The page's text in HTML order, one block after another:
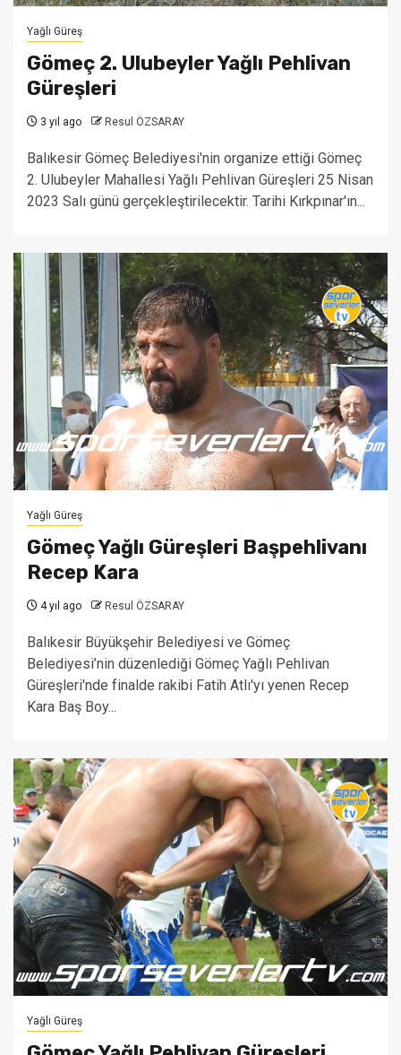
Yağlı Güreş
Gömeç 2. Ulubeyler Yağlı Pehlivan
Güreşleri
3 yıl ago Resul ÖZSARAY
Balıkesir Gömeç Belediyesi'nin organize ettiği Gömeç
2. Ulubeyler Mahallesi Yağlı Pehlivan Güreşleri 25 Nisan
2023 Salı günü gerçekleştirilecektir. Tarihi Kırkpınar'ın...
Yağlı Güreş
Gömeç Yağlı Güreşleri Başpehlivanı
Recep Kara
4 yıl ago Resul ÖZSARAY
Balıkesir Büyükşehir Belediyesi ve Gömeç
Belediyesi’nin düzenlediği Gömeç Yağlı Pehlivan
Güreşleri'nde finalde rakibi Fatih Atlı'yı yenen Recep
Kara Baş Boy...
Yağlı Güreş